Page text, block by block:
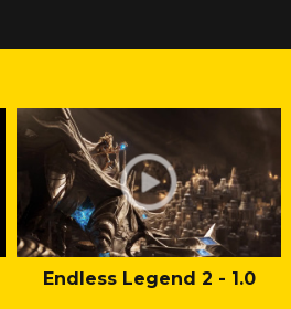
Endless Legend 2 - 1.0